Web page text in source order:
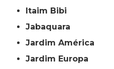
Itaim Bibi
Jabaquara
Jardim América
Jardim Europa